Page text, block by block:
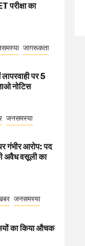
परीक्षा का
जागरूकता
पर 5
नोटिस
जनसमस्या
गंभीर आरोप: पद
अवैध वसूली का
जनसमस्या
का किया औचक